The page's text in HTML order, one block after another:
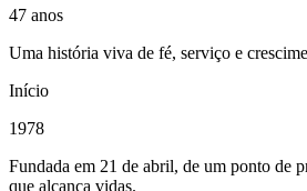
47 anos
Uma história viva de fé, serviço e
Início
1978
Fundada em 21 de abril, de um ponto de
que alcança vidas.